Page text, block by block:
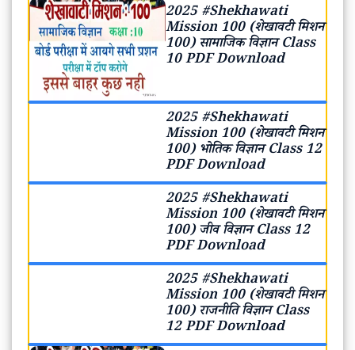
2025 #Shekhawati
Mission 100 (शेखावटी मिशन
100) सामाजिक विज्ञान Class
10 PDF Download
2025 #Shekhawati
Mission 100 (शेखावटी मिशन
100) भोतिक विज्ञान Class 12
PDF Download
2025 #Shekhawati
Mission 100 (शेखावटी मिशन
100) जीव विज्ञान Class 12
PDF Download
2025 #Shekhawati
Mission 100 (शेखावटी मिशन
100) राजनीति विज्ञान Class
12 PDF Download